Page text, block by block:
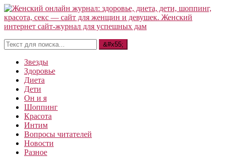
Звезды
Здоровье
Диета
Дети
Он и я
Шоппинг
Красота
Интим
Вопросы читателей
Новости
Разное